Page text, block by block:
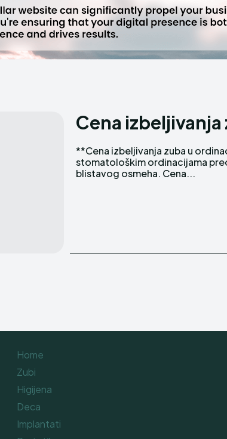
Cena
**Cena izbeljivanja zuba u ordinacijama:
stomatološkim ordinacijama
blistavog osmeha. Cena...
Home
Zubi
Higijena
Deca
Implantati